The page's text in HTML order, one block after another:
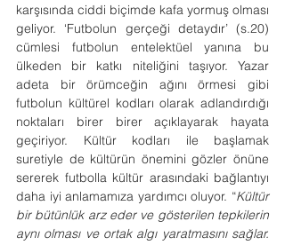
karşısında ciddi biçimde kafa yormuş olması
geliyor. ‘Futbolun gerçeği detaydır’ (s.20)
cümlesi futbolun entelektüel yanına bu
ülkeden bir katkı niteliğini taşıyor. Yazar
adeta bir örümceğin ağını örmesi gibi
futbolun kültürel kodları olarak adlandırdığı
noktaları birer birer açıklayarak hayata
geçiriyor. Kültür kodları ile başlamak
suretiyle de kültürün önemini gözler önüne
sererek futbolla kültür arasındaki bağlantıyı
daha iyi anlamamıza yardımcı oluyor. “Kültür
bir bütünlük arz eder ve gösterilen tepkilerin
aynı olması ve ortak algı yaratmasını sağlar.